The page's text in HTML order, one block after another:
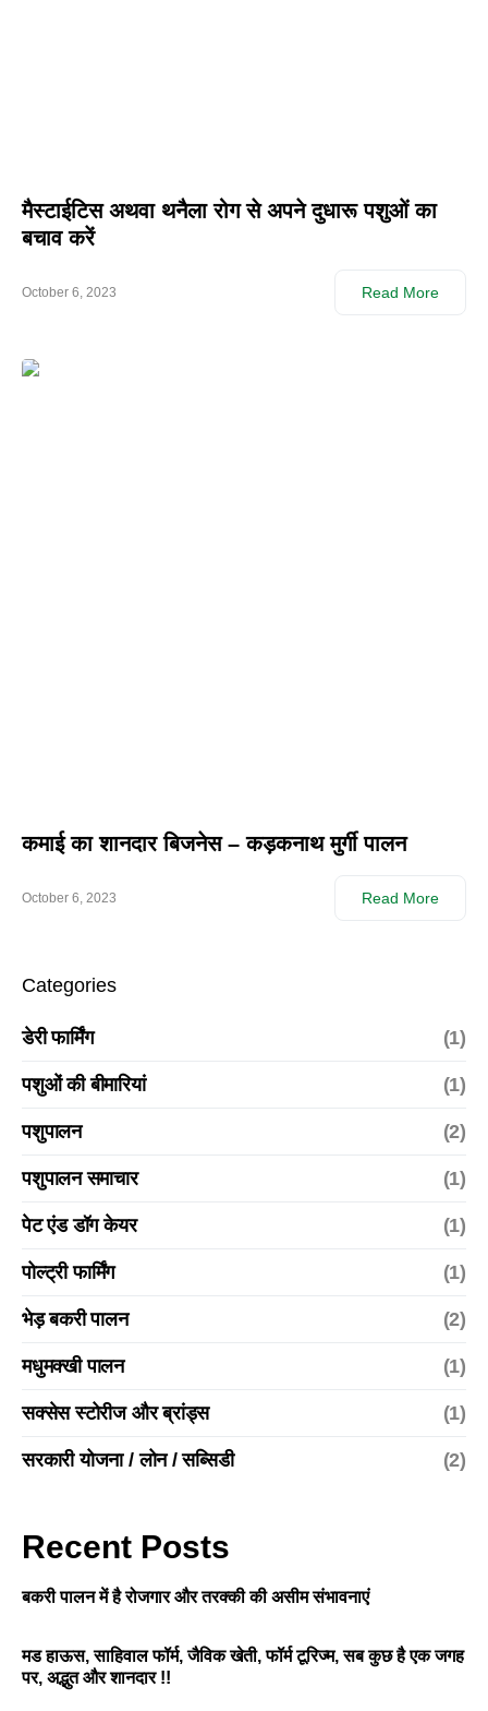
मैस्टाईटिस अथवा थनैला रोग से अपने दुधारू पशुओं का
बचाव करें
October 6, 2023 Read More
कमाई का शानदार बिजनेस – कड़कनाथ मुर्गी पालन
October 6, 2023 Read More
Categories
डेरी फार्मिंग (1)
पशुओं की बीमारियां (1)
पशुपालन (2)
पशुपालन समाचार (1)
पेट एंड डॉग केयर (1)
पोल्ट्री फार्मिंग (1)
भेड़ बकरी पालन (2)
मधुमक्खी पालन (1)
सक्सेस स्टोरीज और ब्रांड्स (1)
सरकारी योजना / लोन / सब्सिडी (2)
Recent Posts
बकरी पालन में है रोजगार और तरक्की की असीम संभावनाएं
मड हाऊस, साहिवाल फॉर्म, जैविक खेती, फॉर्म टूरिज्म, सब कुछ है एक जगह
पर, अद्भुत और शानदार !!